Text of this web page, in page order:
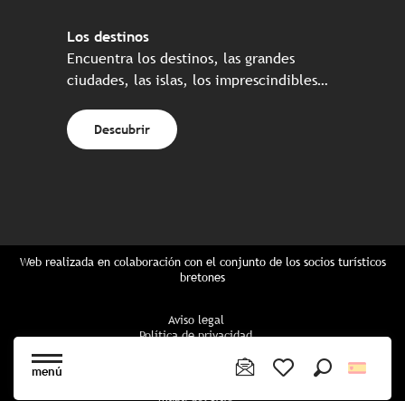
menú
Los destinos
Encuentra los destinos, las grandes
ciudades, las islas, los imprescindibles…
Descubrir
Web realizada en colaboración con el conjunto de los socios turísticos
bretones
Aviso legal
Política de privacidad
Configuración de cookies
mapa del sitio